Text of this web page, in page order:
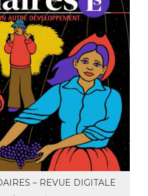
– REVUE DIGITALE